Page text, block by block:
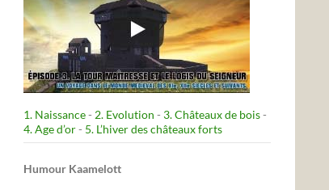
1. Naissance- 2. Evolution - 3. Châteaux de bois-
4. Age d’or- 5. L’hiver des châteaux forts
Humour Kaamelott